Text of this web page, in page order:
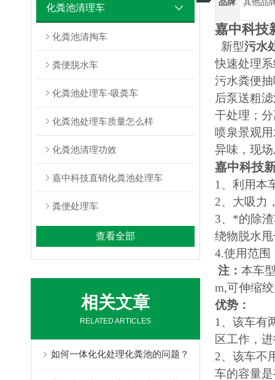
化粪池清理车
化粪池清掏车
粪便脱水车
化粪池处理车-吸粪车
化粪池处理车质量怎么样
化粪池清理功效
嘉中科技直销化粪池处理车
粪便处理车
查看全部
相关文章
RELATED ARTICLES
如何一体化化处理化粪池的问题？
嘉中科技
新型污水
快速处理
污水粪便
后泵送粗
干处理；
喷泉景观
异味，现
嘉中科技
1 、利用本
2、大吸力
3、*的除
绕物脱水
4.使用范围
注： 本车
m,可伸缩
优势：
1、该车有
区工作，
2、该车不
车的容量